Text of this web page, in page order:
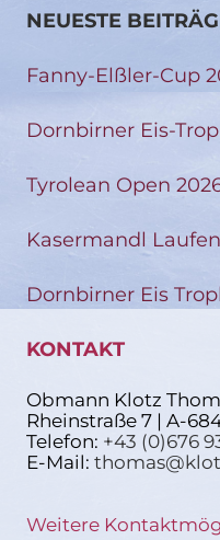
NEUESTE
Fanny-Elßler-Cup
Dornbirner Eis-
Tyrolean Open
Kasermandl
Dornbirner Eis
KONTAKT
Obmann Klotz
Rheinstraße 7 | A-
Telefon: +43 (0)676
E-Mail:
Weitere